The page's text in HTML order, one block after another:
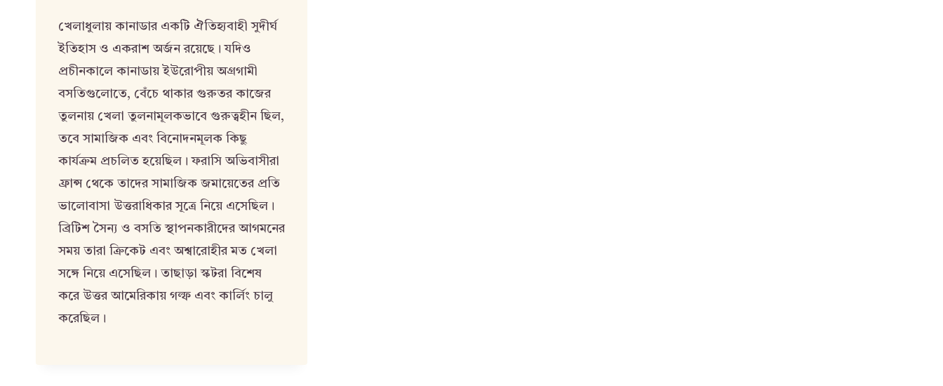
খেলাধুলায় কানাডার একটি ঐতিহ্যবাহী সুদীর্ঘ
ইতিহাস ও একরাশ অর্জন রয়েছে। যদিও
প্রচীনকালে কানাডায় ইউরোপীয় অগ্রগামী
বসতিগুলোতে, বেঁচে থাকার গুরুতর কাজের
তুলনায় খেলা তুলনামূলকভাবে গুরুত্বহীন ছিল,
তবে সামাজিক এবং বিনোদনমূলক কিছু
কার্যক্রম প্রচলিত হয়েছিল। ফরাসি অভিবাসীরা
ফ্রান্স থেকে তাদের সামাজিক জমায়েতের প্রতি
ভালোবাসা উত্তরাধিকার সূত্রে নিয়ে এসেছিল।
ব্রিটিশ সৈন্য ও বসতি স্থাপনকারীদের আগমনের
সময় তারা ক্রিকেট এবং অশ্বারোহীর মত খেলা
সঙ্গে নিয়ে এসেছিল। তাছাড়া স্কটরা বিশেষ
করে উত্তর আমেরিকায় গল্ফ এবং কার্লিং চালু
করেছিল।